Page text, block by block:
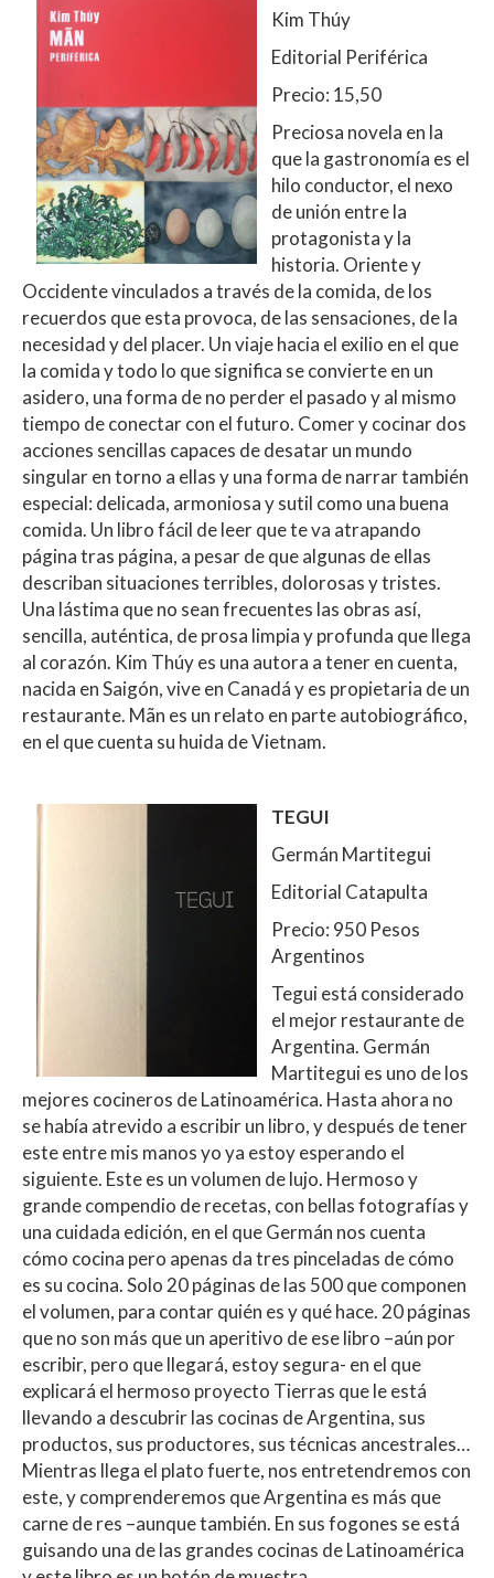
Kim Thúy
Editorial Periférica
Precio: 15,50
Preciosa novela en la
que la gastronomía es el
hilo conductor, el nexo
de unión entre la
protagonista y la
historia. Oriente y
Occidente vinculados a través de la comida, de los
recuerdos que esta provoca, de las sensaciones, de la
necesidad y del placer. Un viaje hacia el exilio en el que
la comida y todo lo que significa se convierte en un
asidero, una forma de no perder el pasado y al mismo
tiempo de conectar con el futuro. Comer y cocinar dos
acciones sencillas capaces de desatar un mundo
singular en torno a ellas y una forma de narrar también
especial: delicada, armoniosa y sutil como una buena
comida. Un libro fácil de leer que te va atrapando
página tras página, a pesar de que algunas de ellas
describan situaciones terribles, dolorosas y tristes.
Una lástima que no sean frecuentes las obras así,
sencilla, auténtica, de prosa limpia y profunda que llega
al corazón. Kim Thúy es una autora a tener en cuenta,
nacida en Saigón, vive en Canadá y es propietaria de un
restaurante. Mãn es un relato en parte autobiográfico,
en el que cuenta su huida de Vietnam.
TEGUI
Germán Martitegui
Editorial Catapulta
Precio: 950 Pesos
Argentinos
Tegui está considerado
el mejor restaurante de
Argentina. Germán
Martitegui es uno de los
mejores cocineros de Latinoamérica. Hasta ahora no
se había atrevido a escribir un libro, y después de tener
este entre mis manos yo ya estoy esperando el
siguiente. Este es un volumen de lujo. Hermoso y
grande compendio de recetas, con bellas fotografías y
una cuidada edición, en el que Germán nos cuenta
cómo cocina pero apenas da tres pinceladas de cómo
es su cocina. Solo 20 páginas de las 500 que componen
el volumen, para contar quién es y qué hace. 20 páginas
que no son más que un aperitivo de ese libro –aún por
escribir, pero que llegará, estoy segura- en el que
explicará el hermoso proyecto Tierras que le está
llevando a descubrir las cocinas de Argentina, sus
productos, sus productores, sus técnicas ancestrales…
Mientras llega el plato fuerte, nos entretendremos con
este, y comprenderemos que Argentina es más que
carne de res –aunque también. En sus fogones se está
guisando una de las grandes cocinas de Latinoamérica